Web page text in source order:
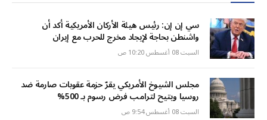
سي إن إن: رئيس هيئة الأركان الأمريكية أكد أن
واشنطن بحاجة لإيجاد مخرج للحرب مع إيران
السبت 08 أغسطس 10:20 ص
مجلس الشيوخ الأمريكي يقرّ حزمة عقوبات صارمة ضد
روسيا ويتيح لترامب فرض رسوم بـ 500%
السبت 08 أغسطس 9:54 ص